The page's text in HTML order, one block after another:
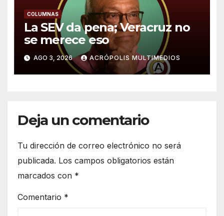
COLUMNAS
La SEV da pena; Veracruz no
se merece eso
AGO 3, 2026 ACRÓPOLIS MULTIMEDIOS
Deja un comentario
Tu dirección de correo electrónico no será
publicada. Los campos obligatorios están
marcados con *
Comentario *